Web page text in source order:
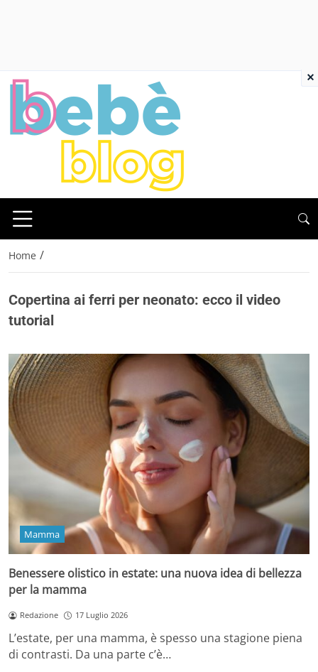
Home /
Copertina ai ferri per neonato: ecco il video
tutorial
Mamma
Benessere olistico in estate: una nuova idea di bellezza
per la mamma
Redazione 17 Luglio 2026
L’estate, per una mamma, è spesso una stagione piena
di contrasti. Da una parte c’è…
×